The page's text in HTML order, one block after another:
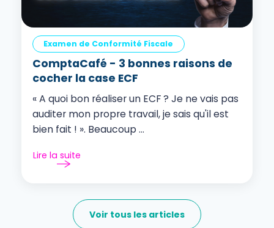
Examen de Conformité Fiscale
ComptaCafé - 3 bonnes raisons de
cocher la case ECF
« A quoi bon réaliser un ECF ? Je ne vais pas
auditer mon propre travail, je sais qu'il est
bien fait ! ». Beaucoup ...
Lire la suite
Voir tous les articles